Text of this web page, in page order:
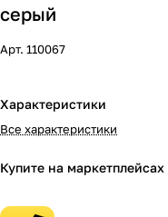
серый
Арт. 110067
Характеристики
Все характеристики
Купите на маркетплейсах